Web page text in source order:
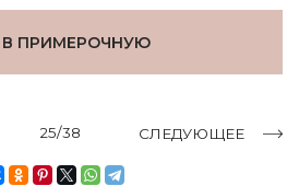
В ПРИМЕРОЧНУЮ
25/38 СЛЕДУЮЩЕЕ